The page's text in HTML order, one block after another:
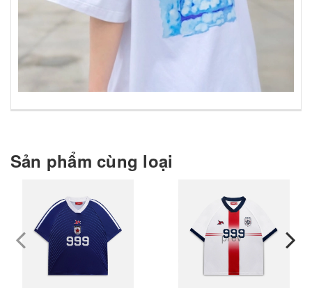
Sản phẩm cùng loại
prev